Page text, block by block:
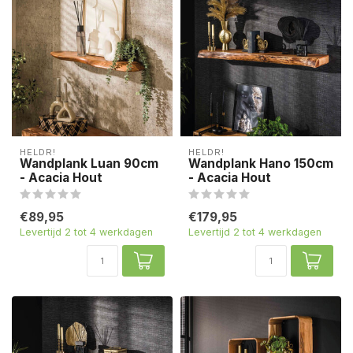
HELDR!
Wandplank Luan 90cm
- Acacia Hout
€89,95
Levertijd 2 tot 4 werkdagen
HELDR!
Wandplank Hano 150cm
- Acacia Hout
€179,95
Levertijd 2 tot 4 werkdagen